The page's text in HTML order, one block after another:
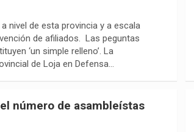
nivel de esta provincia y a escala
de afiliados. Las peguntas
‘un simple relleno’. La
de Loja en Defensa…
número de asambleístas